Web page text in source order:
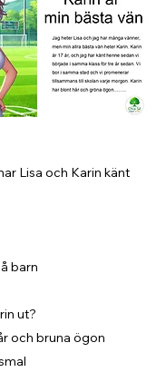
Lisa och Karin känt
barn
ut?
och bruna ögon